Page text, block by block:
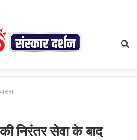
निरंतर सेवा के बाद